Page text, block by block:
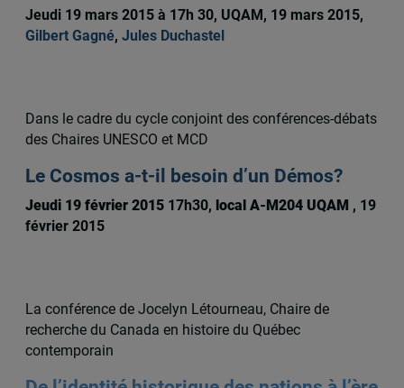
Jeudi 19 mars 2015 à 17h 30, UQAM, 19 mars 2015,
Gilbert Gagné, Jules Duchastel
Dans le cadre du cycle conjoint des conférences-débats
des Chaires UNESCO et MCD
Le Cosmos a-t-il besoin d’un Démos?
Jeudi 19 février 2015 17h30, local A-M204 UQAM , 19
février 2015
La conférence de Jocelyn Létourneau, Chaire de
recherche du Canada en histoire du Québec
contemporain